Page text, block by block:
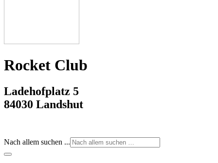
Rocket Club
Ladehofplatz 5
84030 Landshut
Nach allem suchen ...